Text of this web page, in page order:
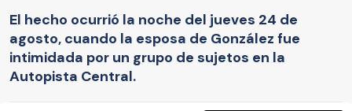
El hecho ocurrió la noche del jueves 24 de
agosto, cuando la esposa de González fue
intimidada por un grupo de sujetos en la
Autopista Central.